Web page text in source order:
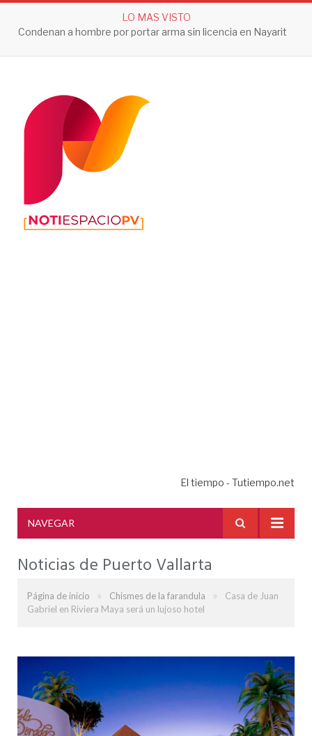
LO MAS VISTO
Condenan a hombre por portar arma sin licencia en Nayarit
El tiempo - Tutiempo.net
NAVEGAR
Noticias de Puerto Vallarta
Página de inicio » Chismes de la farandula »
Casa de Juan
Gabriel en Riviera Maya será un lujoso hotel